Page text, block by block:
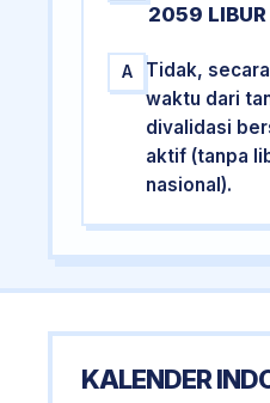
2059
A
Tidak,
waktu dari
divalidasi
aktif (tanpa
nasional).
KALENDER